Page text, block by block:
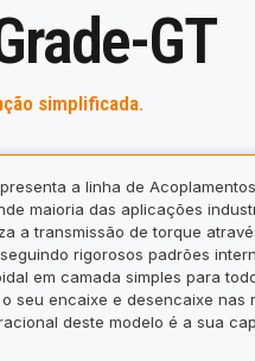
GT
simplificada.
a linha de
maioria das aplicações
a transmissão de torque
rigorosos padrões
em camada simples para
seu encaixe e desencaixe nas
deste modelo é a sua